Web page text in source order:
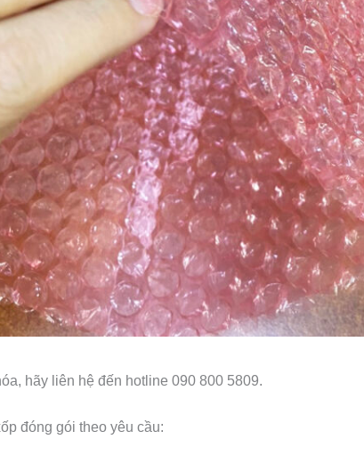
hãy liên hệ đến hotline 090 800 5809.
đóng gói theo yêu cầu: